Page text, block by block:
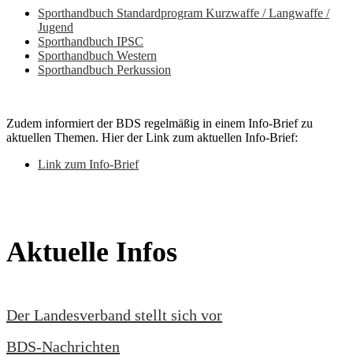
Sporthandbuch Standardprogram Kurzwaffe / Langwaffe /
Jugend
Sporthandbuch IPSC
Sporthandbuch Western
Sporthandbuch Perkussion
Zudem informiert der BDS regelmäßig in einem Info-Brief zu
aktuellen Themen. Hier der Link zum aktuellen Info-Brief:
Link zum Info-Brief
Aktuelle Infos
Der Landesverband stellt sich vor
BDS-Nachrichten